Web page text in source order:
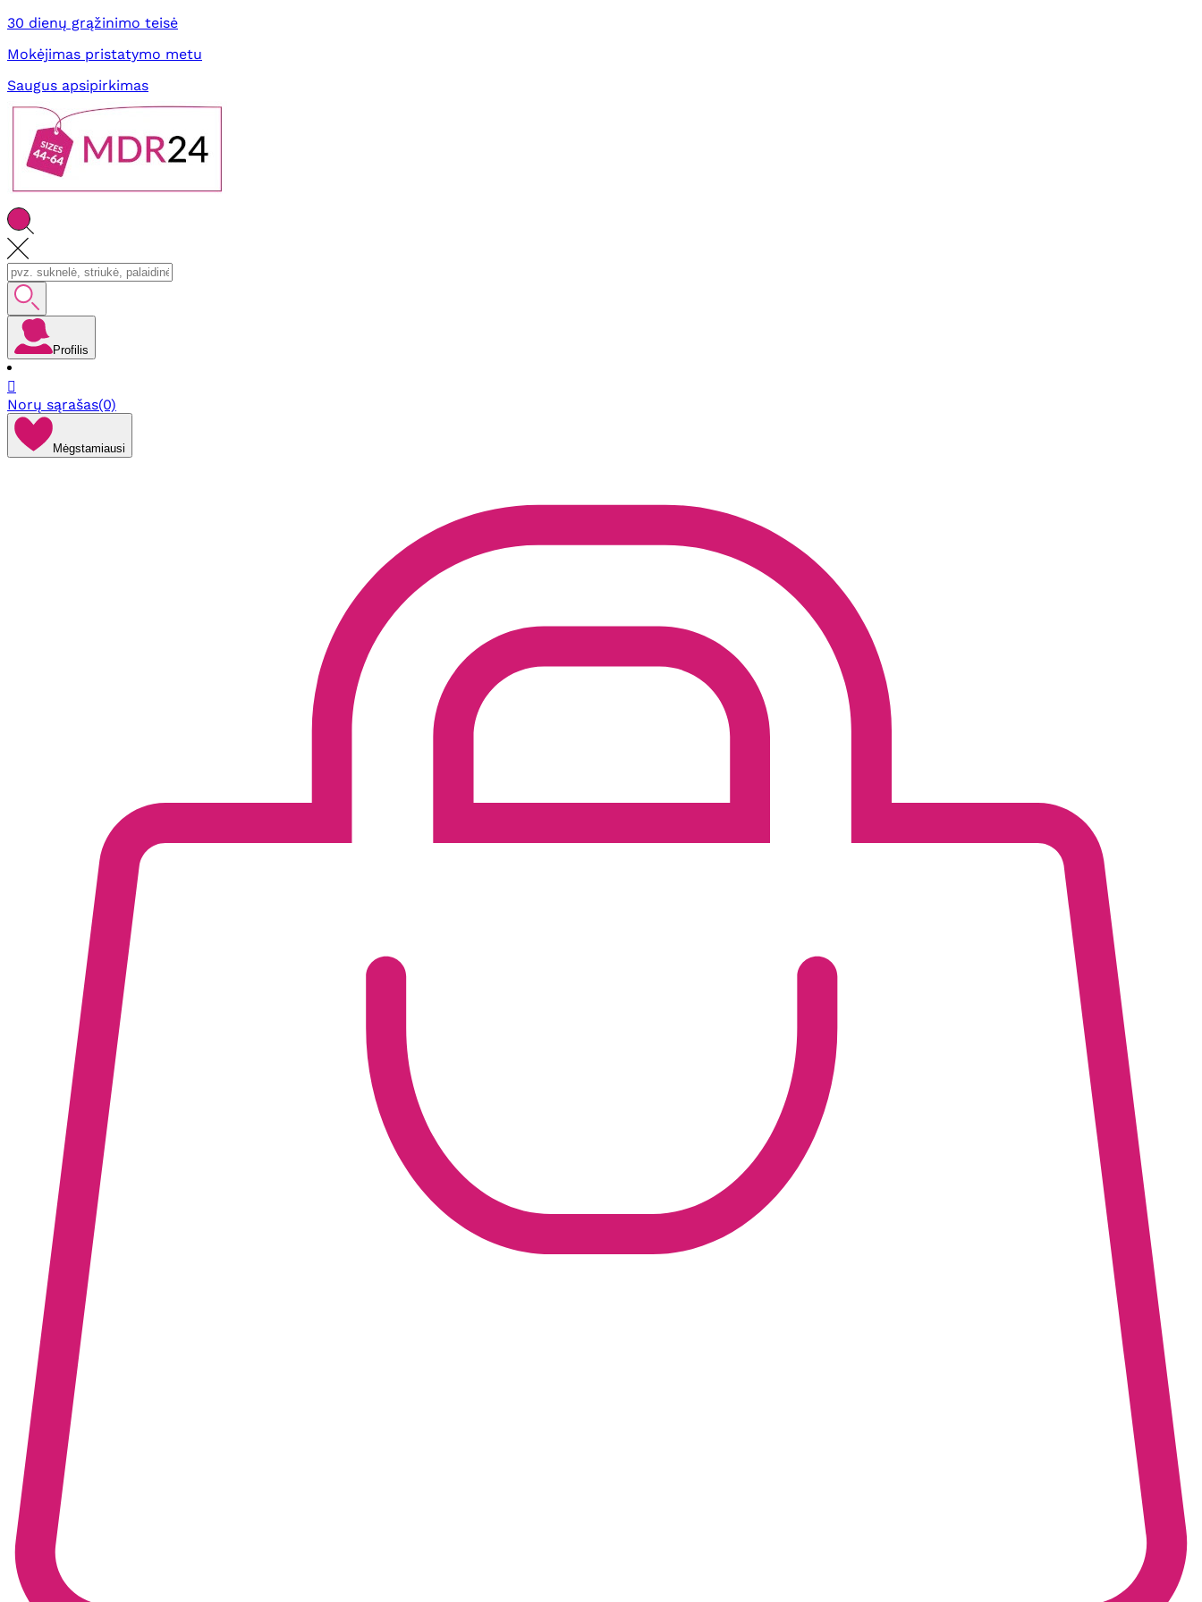
30 dienų grąžinimo teisė
Mokėjimas pristatymo metu
Saugus apsipirkimas
Profilis

Norų sąrašas(0)
Mėgstamiausi